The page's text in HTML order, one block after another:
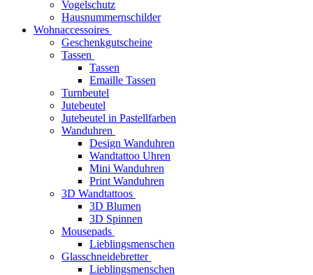
Vogelschutz
Hausnummernschilder
Wohnaccessoires
Geschenkgutscheine
Tassen
Tassen
Emaille Tassen
Turnbeutel
Jutebeutel
Jutebeutel in Pastellfarben
Wanduhren
Design Wanduhren
Wandtattoo Uhren
Mini Wanduhren
Print Wanduhren
3D Wandtattoos
3D Blumen
3D Spinnen
Mousepads
Lieblingsmenschen
Glasschneidebretter
Lieblingsmenschen